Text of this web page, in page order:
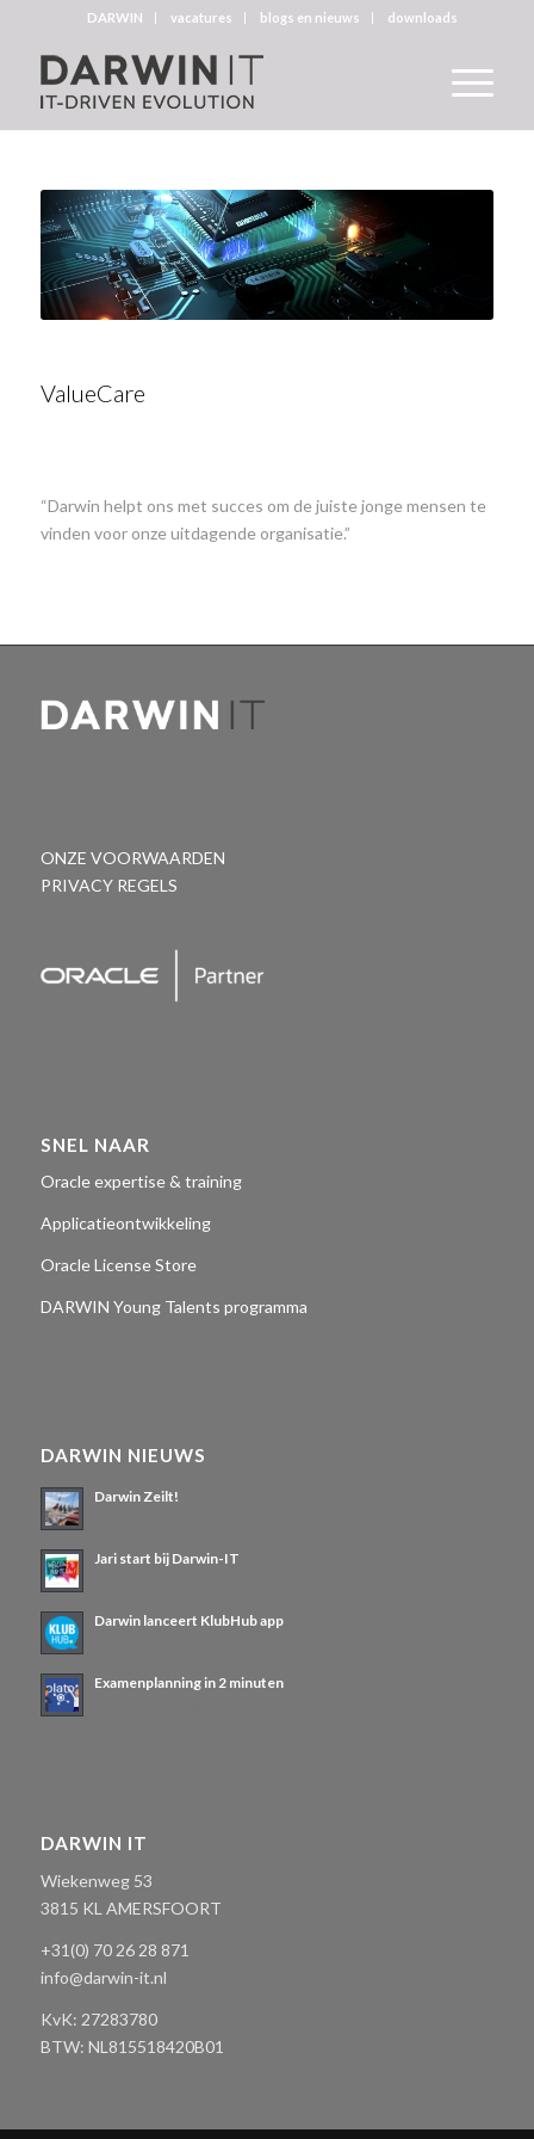
DARWIN vacatures blogs en nieuws downloads
ValueCare
“Darwin helpt ons met succes om de juiste jonge mensen te
vinden voor onze uitdagende organisatie.”
ONZE VOORWAARDEN
PRIVACY REGELS
SNEL NAAR
Oracle expertise & training
Applicatieontwikkeling
Oracle License Store
DARWIN Young Talents programma
DARWIN NIEUWS
Darwin Zeilt!
Jari start bij Darwin-IT
Darwin lanceert KlubHub app
Examenplanning in 2 minuten
DARWIN IT
Wiekenweg 53
3815 KL AMERSFOORT
+31(0) 70 26 28 871
info@darwin-it.nl
KvK: 27283780
BTW: NL 815518420B01